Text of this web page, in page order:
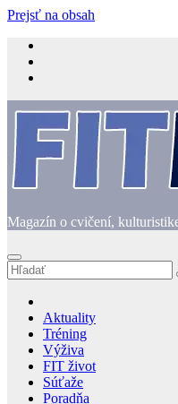
Prejsť na obsah
Magazín o cvičení,
Aktuality
Tréning
Výživa
FIT život
Súťaže
Poradňa